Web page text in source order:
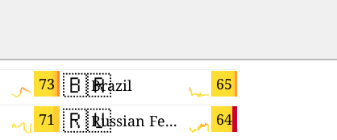
73
71
🇧🇷 65
Brazil
🇷🇺 64
Russian Federation